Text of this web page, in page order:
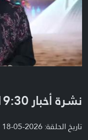
نشرة أخبار 19:30
تاريخ الحلقة: 2026-05-18